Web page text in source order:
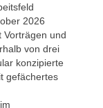
2026
Vorträgen und
von drei
konzipierte
gefächertes